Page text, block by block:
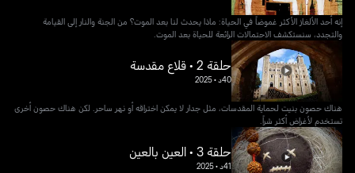
إنه أحد الألغاز الأكثر غموضاً في الحياة: ماذا يحدث لنا بعد الموت؟ من الجنة والنار إلى القيامة
والتجدد، سنستكشف الاحتمالات الرائعة للحياة بعد الموت.
حلقة 2 • قلاع مقدسة
40د •
2025
هناك حصون بنيت لحماية المقدسات، مثل جدار لا يمكن اختراقه أو نهر ساحر. لكن هناك حصون أخرى
تستخدم لأغراض أكثر شراً.
حلقة 3 • العين بالعين
41د •
2025